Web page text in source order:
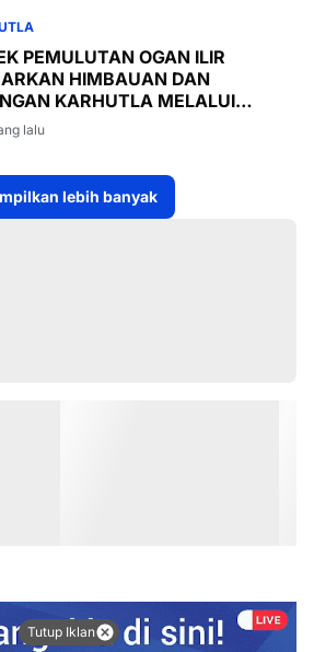
PEMULUTAN OGAN ILIR
HIMBAUAN DAN
KARHUTLA MELALUI
TSKD (TOURING SAMBANG
DESA
lalu
lebih banyak
Tutup Iklan